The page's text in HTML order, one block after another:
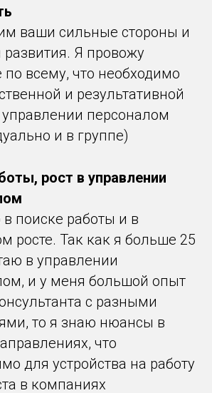
ваши сильные стороны и
Я провожу
по всему, что необходимо
и результативной
персоналом
и в группе)
рост в управлении
поиске работы и в
росте. Так как я больше 25
в управлении
и у меня большой опыт
с разными
то я знаю нюансы в
что
для устройства на работу
в компаниях